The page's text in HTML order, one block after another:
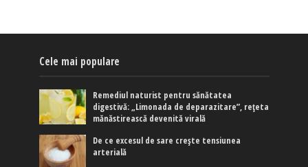
Cele mai populare
Remediul naturist pentru sănătatea
digestivă: „Limonada de deparazitare”, rețeta
mănăstirească devenită virală
De ce excesul de sare crește tensiunea
arterială